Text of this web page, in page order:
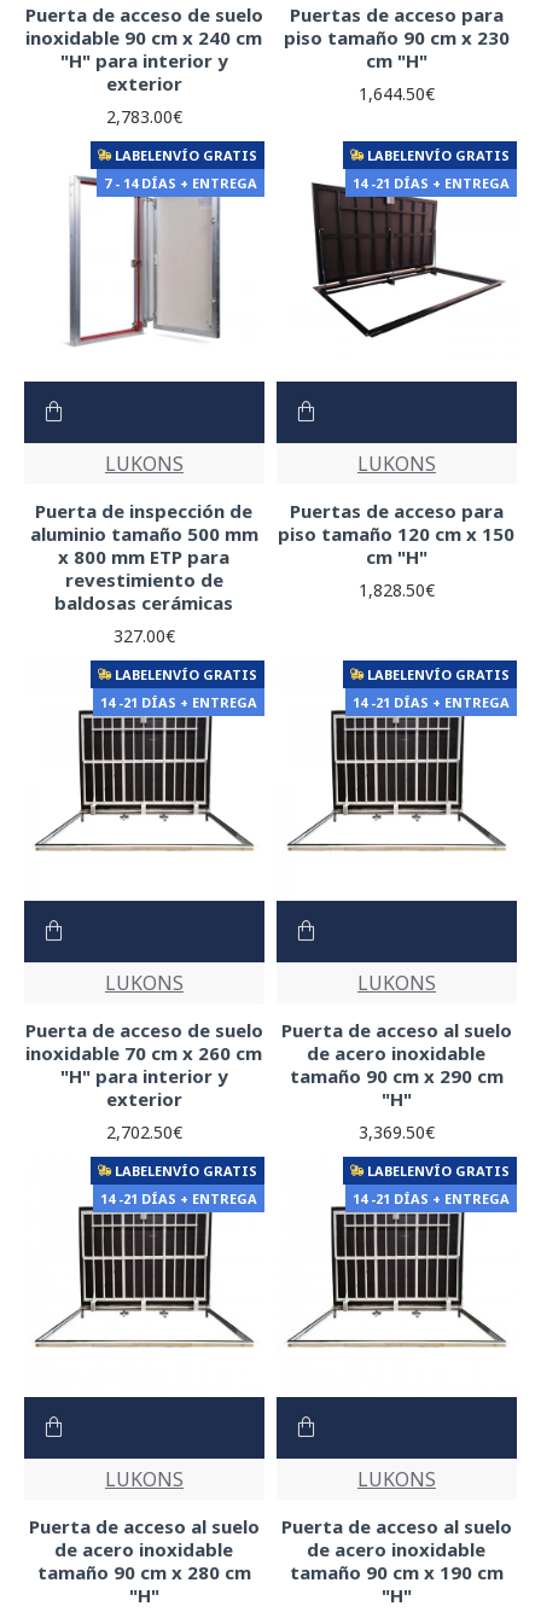
Puerta de acceso de suelo
inoxidable 90 cm x 240 cm
"H" para interior y
exterior
2,783.00€
Puertas de acceso para
piso tamaño 90 cm x 230
cm "H"
1,644.50€
LABELENVÍO GRATIS
7 - 14 DÍAS + ENTREGA
LUKONS
Puerta de inspección de
aluminio tamaño 500 mm
x 800 mm ETP para
revestimiento de
baldosas cerámicas
327.00€
LABELENVÍO GRATIS
14 -21 DÍAS + ENTREGA
LUKONS
Puertas de acceso para
piso tamaño 120 cm x 150
cm "H"
1,828.50€
LABELENVÍO GRATIS
14 -21 DÍAS + ENTREGA
LUKONS
Puerta de acceso de suelo
inoxidable 70 cm x 260 cm
"H" para interior y
exterior
2,702.50€
LABELENVÍO GRATIS
14 -21 DÍAS + ENTREGA
LUKONS
Puerta de acceso al suelo
de acero inoxidable
tamaño 90 cm x 290 cm
"H"
3,369.50€
LABELENVÍO GRATIS
14 -21 DÍAS + ENTREGA
LUKONS
Puerta de acceso al suelo
de acero inoxidable
tamaño 90 cm x 280 cm
"H"
LABELENVÍO GRATIS
14 -21 DÍAS + ENTREGA
LUKONS
Puerta de acceso al suelo
de acero inoxidable
tamaño 90 cm x 190 cm
"H"